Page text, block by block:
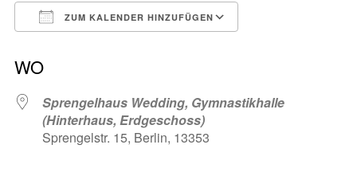
ZUM KALENDER HINZUFÜGEN
WO
Sprengelhaus Wedding, Gymnastikhalle
(Hinterhaus, Erdgeschoss)
Sprengelstr. 15, Berlin, 13353